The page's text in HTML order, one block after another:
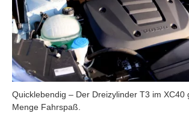
Quicklebendig – Der Dreizylinder T3 im XC40
Menge Fahrspaß.